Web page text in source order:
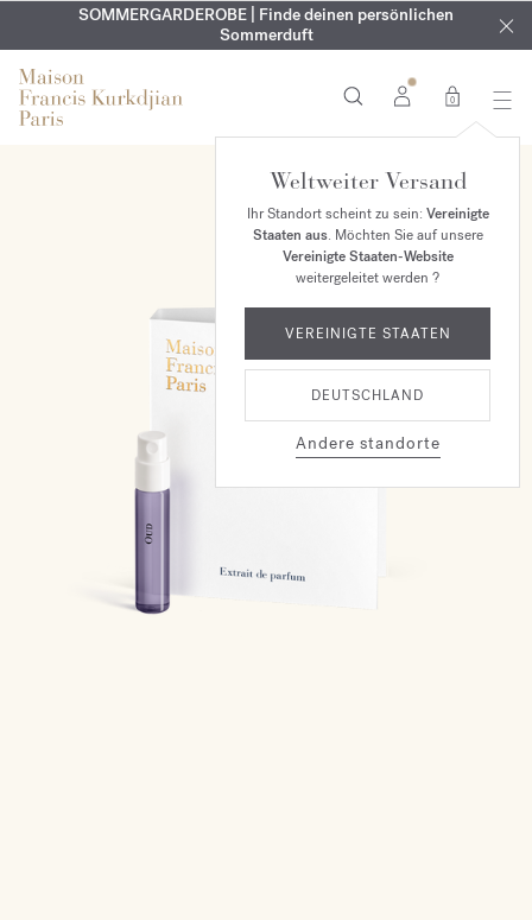
EXKLUSIV | Erhalten Sie OUD velvet moodin Ihrer Bestellung*
KOSTENLOSE GRAVUR | Auf alle Düfte und Körperöle bis zum
9. August
SOMMERGARDEROBE | Finde deinen persönlichen
Sommerduft
0
Weltweiter Versand
Ihr Standort scheint zu sein: Vereinigte
Staaten aus. Möchten Sie auf unsere
Vereinigte Staaten-Website
weitergeleitet werden ?
VEREINIGTE STAATEN
DEUTSCHLAND
Andere standorte